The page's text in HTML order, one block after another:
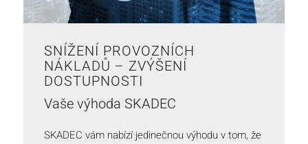
SNÍŽENÍ PROVOZNÍCH
NÁKLADŮ – ZVÝŠENÍ
DOSTUPNOSTI
Vaše výhoda SKADEC
SKADEC vám nabízí jedinečnou výhodu v tom, že